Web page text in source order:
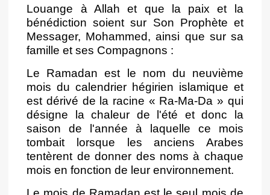
Louange à Allah et que la paix et la
bénédiction soient sur Son Prophète et
Messager, Mohammed, ainsi que sur sa
famille et ses Compagnons :
Le Ramadan est le nom du neuvième
mois du calendrier hégirien islamique et
est dérivé de la racine « Ra-Ma-Da » qui
désigne la chaleur de l'été et donc la
saison de l'année à laquelle ce mois
tombait lorsque les anciens Arabes
tentèrent de donner des noms à chaque
mois en fonction de leur environnement.